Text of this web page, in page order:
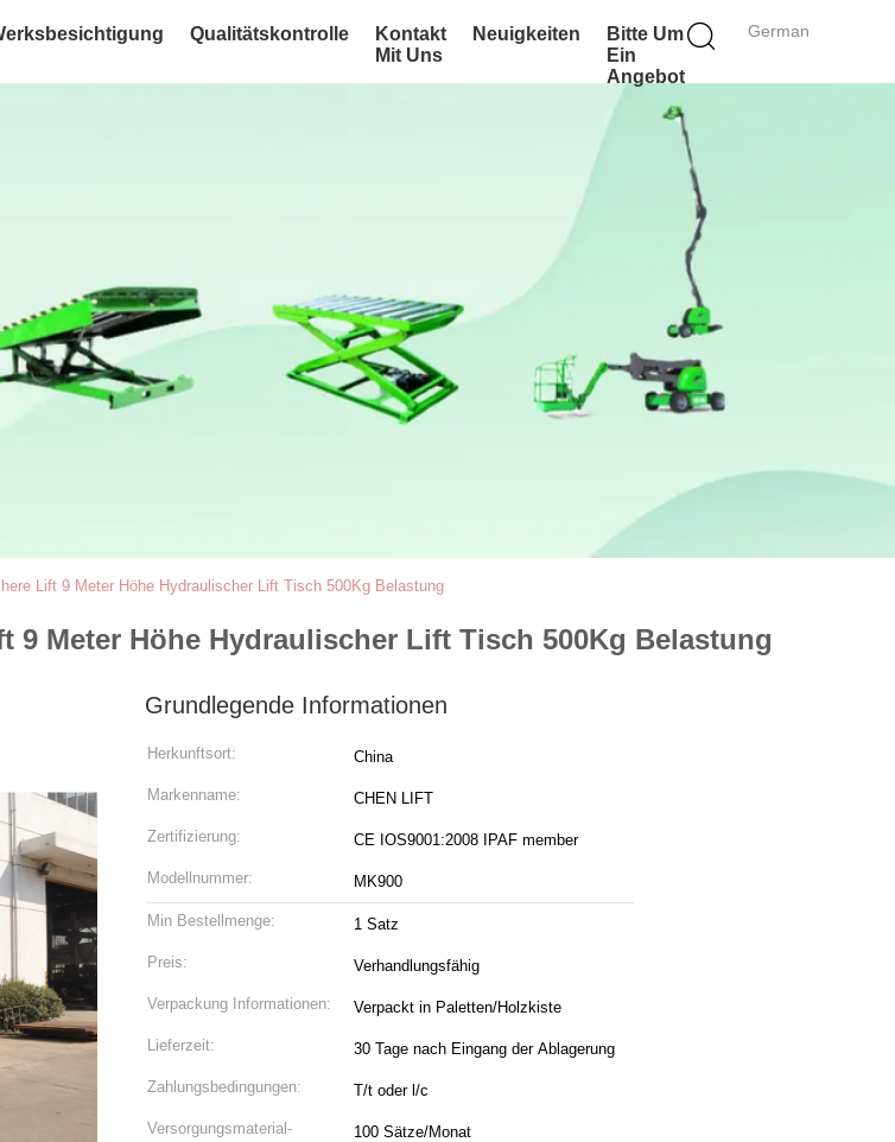
German
Qualitätskontrolle
Kontakt
Mit Uns
Neuigkeiten
Bitte Um
Ein
Angebot
Lift 9 Meter Höhe Hydraulischer Lift Tisch 500Kg Belastung
Meter Höhe Hydraulischer Lift Tisch 500Kg Belastung
Grundlegende Informationen
Herkunftsort: China
Markenname: CHEN LIFT
Zertifizierung: CE IOS9001:2008 IPAF member
Modellnummer: MK900
Min Bestellmenge: 1 Satz
Preis: Verhandlungsfähig
Verpackung Informationen: Verpackt in Paletten/Holzkiste
Lieferzeit: 30 Tage nach Eingang der Ablagerung
Zahlungsbedingungen: T/t oder l/c
Versorgungsmaterial-
100 Sätze/Monat